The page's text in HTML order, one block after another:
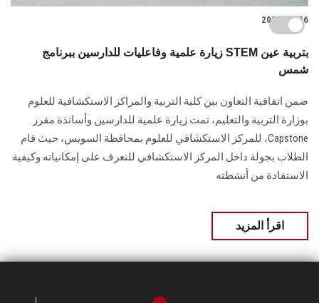
2022-03-06
زيارة علمية وفاعليات للدارسين ببرنامج STEM بتربية عين
شمس
ضمن اتفاقية التعاون بين كلية التربية والمراكز الاستكشافية للعلوم
بوزارة التربية والتعليم، تمت زيارة علمية للدارسين وأساتذة مقرر
Capstone، للمركز الاستكشافي للعلوم بمحافظة السويس، حيث قام
الطلاب بجولة داخل المركز الاستكشافي للتعرف على إمكانياته وكيفية
الاستفادة من أنشطته
اقرأ المزيد